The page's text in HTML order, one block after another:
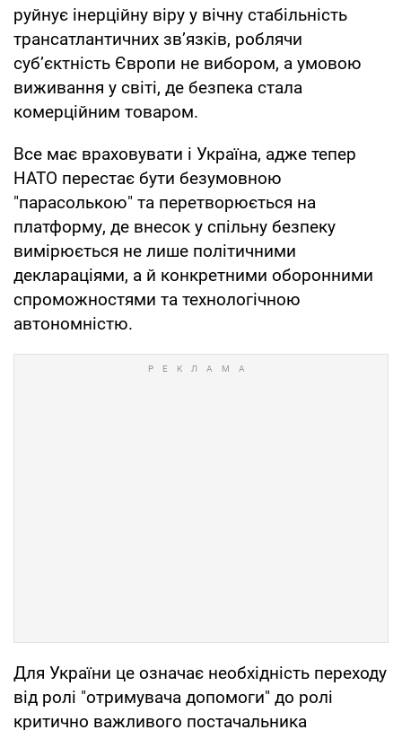
руйнує інерційну віру у вічну стабільність
трансатлантичних зв’язків, роблячи
суб’єктність Європи не вибором, а умовою
виживання у світі, де безпека стала
комерційним товаром.
Все має враховувати і Україна, адже тепер
НАТО перестає бути безумовною
"парасолькою" та перетворюється на
платформу, де внесок у спільну безпеку
вимірюється не лише політичними
деклараціями, а й конкретними оборонними
спроможностями та технологічною
автономністю.
Для України це означає необхідність переходу
від ролі "отримувача допомоги" до ролі
критично важливого постачальника